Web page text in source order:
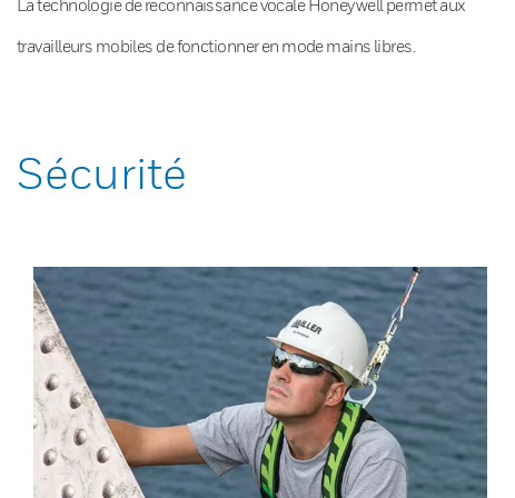
La technologie de reconnaissance vocale Honeywell permet aux
travailleurs mobiles de fonctionner en mode mains libres.
Sécurité